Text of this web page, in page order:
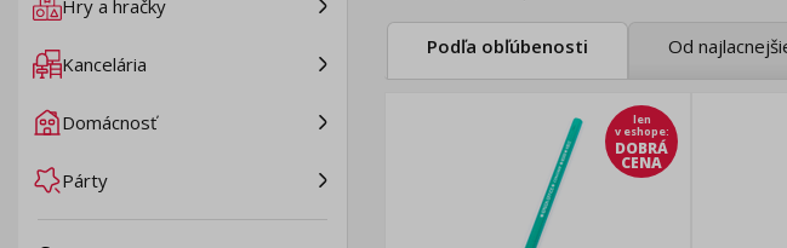
Hry a hračky
Kancelária
Domácnosť
Párty
Podľa obľúbenosti Od
len
v eshope:
DOBRÁ
CENA